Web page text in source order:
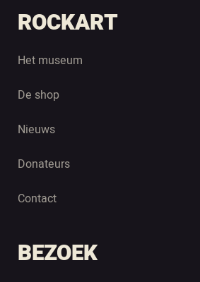
ROCKART
Het museum
De shop
Nieuws
Donateurs
Contact
BEZOEK